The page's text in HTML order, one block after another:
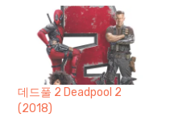
데드풀 2 Deadpool 2
(2018)